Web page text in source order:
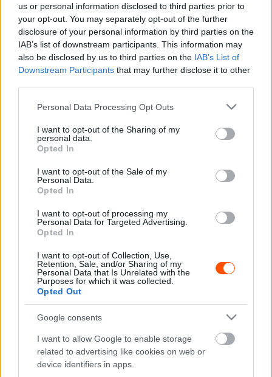
us or personal information disclosed to third parties prior to
your opt-out. You may separately opt-out of the further
disclosure of your personal information by third parties on the
IAB’s list of downstream participants. This information may
also be disclosed by us to third parties on the IAB’s List of
Downstream Participants that may further disclose it to other
Please note that this website/app uses one or more Google
not limited to your visit or usage behaviour. You may click to
grant or deny consent to Google and its third-party tags to
use your data for below specified purposes in below Google
consent section.
Personal Data Processing Opt Outs
I want to opt-out of the Sharing of my
personal data.
Opted In
I want to opt-out of the Sale of my
Personal Data.
Opted In
I want to opt-out of processing my
Personal Data for Targeted Advertising.
Opted In
I want to opt-out of Collection, Use,
Retention, Sale, and/or Sharing of my
Personal Data that Is Unrelated with the
Purposes for which it was collected.
Opted Out
Google consents
I want to allow Google to enable storage
related to advertising like cookies on web or
device identifiers in apps.
A második helyezéssel az MRF Team versenyzője 5 pont
előnnyel vezeti a bajnokságot a Fafe Rallyn és a hétvégén
is győzelmet arató Nil Solans előtt.
“Tudtuk, hogy nehéz versenyünk lesz itt, de mindent
megtettünk a jó eredmény érdekében –mondtaEfrén
Llarena a Rally Európa-bajnokság hivatalos oldalának. –
hiszem, mi is jó versenyen vagyunk túl. Ez az MRF
számára az első dobogós eredmény aszfalton, ami
A spanyol versenyző az Azori-szigeteken az utolsó
szakaszon szerezte meg a győzelmet, most pedig szintén
a Power Stage-en érte be Bonatot, azonban most
“Hogy őszinte legyek, jó eredmény lett volna számomra a
harmadik hely is, csak a bajnoki pontok megszerzésére
törekedtem. Gyorsan vezettünk a Power Stage-en, de
nem mentünk határon. Talán 95%-on mentünk, annak
érdekében, hogy ne hibázzunk. Nem stresszeltem a
második hely megszerzése miatt, csupán gyorsan, de
óvatosabban vezettünk. Most vezetjük a bajnokságot, és